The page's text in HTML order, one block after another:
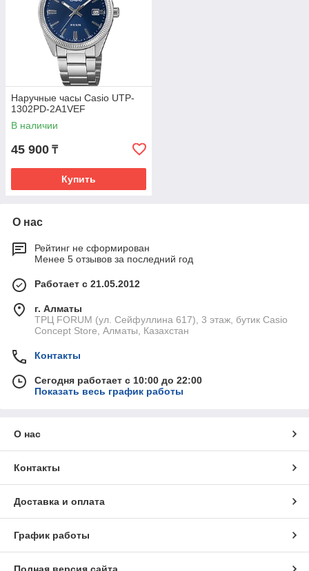
Наручные часы Casio UTP-
1302PD-2A1VEF
В наличии
45 900 ₸
Купить
О нас
Рейтинг не сформирован
Менее 5 отзывов за последний год
Работает с 21.05.2012
г. Алматы
ТРЦ FORUM (ул. Сейфуллина 617), 3 этаж, бутик Casio
Concept Store, Алматы, Казахстан
Контакты
Сегодня работает с 10:00 до 22:00
Показать весь график работы
О нас
Контакты
Доставка и оплата
График работы